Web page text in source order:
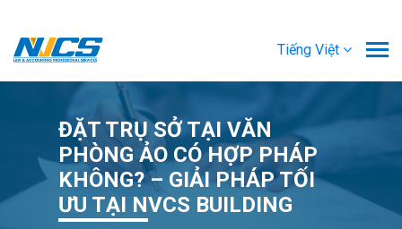
Tiếng Việt
ĐẶT TRỤ SỞ TẠI VĂN
PHÒNG ẢO CÓ HỢP PHÁP
KHÔNG? – GIẢI PHÁP TỐI
ƯU TẠI NVCS BUILDING